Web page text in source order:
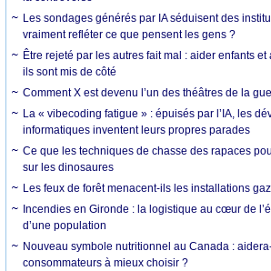
Les sondages générés par IA séduisent des
vraiment refléter ce que pensent les gens ?
Être rejeté par les autres fait mal : aider enfants
ils sont mis de côté
Comment X est devenu l’un des théâtres de la
La « vibecoding fatigue » : épuisés par l’IA, les
informatiques inventent leurs propres parades
Ce que les techniques de chasse des rapaces
sur les dinosaures
Les feux de forêt menacent-ils les installations
Incendies en Gironde : la logistique au cœur de
d’une population
Nouveau symbole nutritionnel au Canada :
consommateurs à mieux choisir ?